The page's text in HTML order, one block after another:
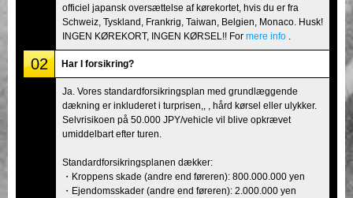
officiel japansk oversættelse af kørekortet, hvis du er fra
Schweiz, Tyskland, Frankrig, Taiwan, Belgien, Monaco. Husk!
INGEN KØREKORT, INGEN KØRSEL!! For mere info
02 Har I forsikring?
Ja. Vores standardforsikringsplan med grundlæggende
dækning er inkluderet i turprisen,, , hård kørsel eller ulykker.
Selvrisikoen på 50.000 JPY/vehicle vil blive opkrævet
umiddelbart efter turen.
Standardforsikringsplanen dækker:
・Kroppens skade (andre end føreren): 800.000.000 yen
・Ejendomsskader (andre end føreren): 2.000.000 yen